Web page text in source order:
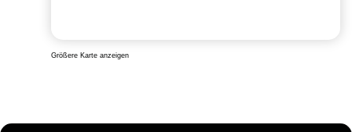
Größere Karte anzeigen